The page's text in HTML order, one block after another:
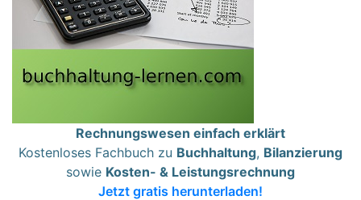
Rechnungswesen einfach erklärt
Kostenloses Fachbuch zu Buchhaltung, Bilanzierung
sowie Kosten- & Leistungsrechnung
Jetzt gratis herunterladen!